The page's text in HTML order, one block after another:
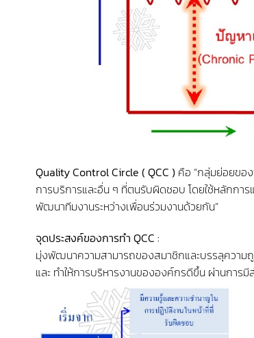
Quality Control Circle ( QCC ) คือ “กลุ่มย่อยขอ
การบริการและอื่น ๆ ที่ตนรับผิดชอบ โดยใช้หลักก
พัฒนาทีมงานระหว่างเพื่อนร่วมงานด้วยกัน”
จุดประสงค์ของการทำ QCC :
มุ่งพัฒนาความสามารถของสมาชิกและบรรลุความ
และ ทำให้การบริหารงานขององค์กรดีขึ้น ผ่านการ